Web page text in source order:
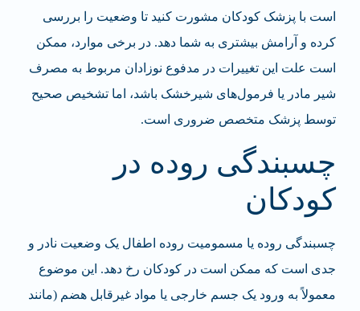
است با پزشک کودکان مشورت کنید تا وضعیت را بررسی
کرده و آرامش بیشتری به شما دهد. در برخی موارد، ممکن
است علت این تغییرات در مدفوع نوزادان مربوط به مصرف
شیر مادر یا فرمول‌های شیرخشک باشد، اما تشخیص صحیح
توسط پزشک متخصص ضروری است.
چسبندگی روده در
کودکان
چسبندگی روده یا مسمومیت روده اطفال یک وضعیت نادر و
جدی است که ممکن است در کودکان رخ دهد. این موضوع
معمولاً به ورود یک جسم خارجی یا مواد غیرقابل هضم (مانند